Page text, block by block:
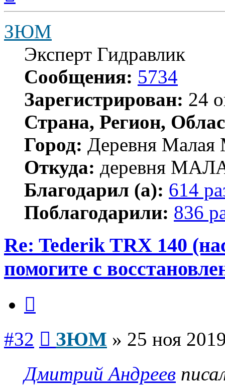
началу
ЗЮМ
Эксперт Гидравлик
Сообщения: 5734
Зарегистрирован: 24
Страна, Регион,
Город: Деревня Малая
Откуда: деревня
Благодарил (а): 614
Поблагодарили: 836
Re: Tederik TRX 140
помогите с
#32 ЗЮМ » 25 ноя
Дмитрий Андреев